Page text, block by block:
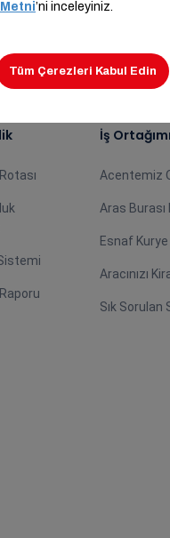
İş
Acentemiz
Aras Burası
Esnaf Kurye
Aracınızı
Sık Sorulan